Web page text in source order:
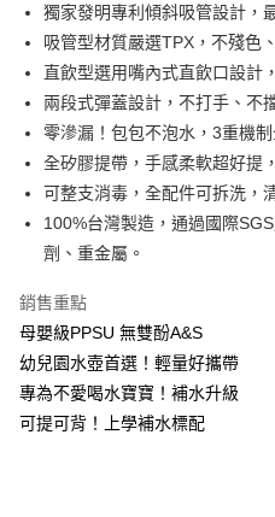
1.分期款項不併入電信帳單，「大哥
醒簡訊。
2.透過簡訊連結打開帳單後，可選擇
帳／街口支付／iPASS MONEY」等通
【注意事項】
用戶於交易時，得透過本服務購買商
買賣價金債權讓與本公司後，依約使
2.基於同意付款使用「大哥付你分期
資料（包含姓名、電話或地址）提供
由本公司與您本人進行分期帳單所需
【「AFTEE先享後付」結帳流程】
１．於結帳方式選擇「AFTEE先享後
結帳頁面，進行簡訊認證並確認金額
２．訂單成立數日內，您將收到繳費
３．收到繳費通知簡訊後14天內，點
ATM／網路銀行／等多元方式進行付
※ 請注意：結帳手續完成當下不需立
購買商品的店家。未經商家同意取消
後付繳納相關費用。
※ 交易是否成功請以「AFTEE先享後
是否繳費成功／繳費後需取消欲退款
【注意事項】
１．透過由恩沛科技股份有限公司提
易，需依本服務之必要範圍內提供個
權轉讓予恩沛科技股份有限公司。
２．關於個人資料處理事宜，請瀏覽以
https://aftee.tw/terms/#terms3
付款後全家取貨
每筆NT$100，滿NT$999(含以上
付款後萊爾富取貨
付款後7-11取貨
每筆NT$100，滿NT$1,000(含以
宅配
每筆NT$100，滿NT$1,000(含以
獨家發明專利傾斜吸管設計，
吸管型材質嚴選TPX，不殘色
直飲型選用嘴內式直飲口設計
兩段式彈蓋設計，不打手、不
零滲漏！包包不泡水，3重機制
全矽膠提帶，手感柔軟超好提
可整支消毒，全配件可拆洗，
100%台灣製造，通過國際
劑、重金屬。
銷售重點
母嬰級PPSU 無雙酚A&S
幼兒園水壺首選！輕量好攜帶
專為不愛喝水寶寶！補水升級
可提可背！上學補水標配